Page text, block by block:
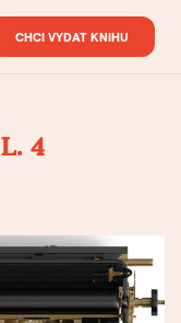
CHCI VYDAT KNIHU
4